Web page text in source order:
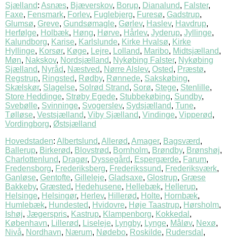
Sjælland: Asnæs, Bjæverskov, Borup, Dianalund, Falster,
Faxe, Fensmark, Forlev, Fuglebjerg, Furesø, Gadstrup,
Glumsø, Greve, Gundsømagle, Gørlev, Haslev, Havdrup,
Herfølge, Holbæk, Høng, Hørve, Hårlev, Jyderup, Jyllinge,
Kalundborg, Karise, Karlslunde, Kirke Hvalsø, Kirke
Hyllinge, Korsør, Køge, Lejre, Lolland, Maribo, Midtsjælland,
Møn, Nakskov, Nordsjælland, Nykøbing Falster, Nykøbing
Sjælland, Nyråd, Næstved, Nørre Alslev, Osted, Præstø,
Regstrup, Ringsted, Rødby, Rønnede, Sakskøbing,
Skælskør, Slagelse, Solrød Strand, Sorø, Stege, Stenlille,
Store Heddinge, Strøby Egede, Stubbekøbing, Sundby,
Svebølle, Svinninge, Svogerslev, Sydsjælland, Tune,
Tølløse, Vestsjælland, Viby Sjælland, Vindinge, Vipperød,
Vordingborg, Østsjælland
Hovedstaden: Albertslund, Allerød, Amager, Bagsværd,
Ballerup, Birkerød, Blovstrød, Bornholm, Brøndby, Brønshøj,
Charlottenlund, Dragør, Dyssegård, Espergærde, Farum,
Fredensborg, Frederiksberg, Frederikssund, Frederiksværk,
Ganløse, Gentofte, Gilleleje, Gladsaxe, Glostrup, Græse
Bakkeby, Græsted, Hedehusene, Hellebæk, Hellerup,
Helsinge, Helsingør, Herlev, Hillerød, Holte, Hornbæk,
Humlebæk, Hundested, Hvidovre, Høje Taastrup, Hørsholm,
Ishøj, Jægerspris, Kastrup, Klampenborg, Kokkedal ,
København, Lillerød, Liseleje, Lyngby, Lynge, Måløv, Nexø,
Nivå, Nordhavn, Nærum, Nødebo, Roskilde, Rudersdal ,